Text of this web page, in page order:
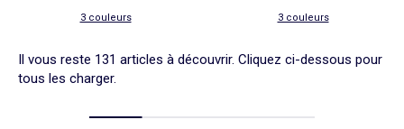
3 couleurs 3 couleurs
Il vous reste 131 articles à découvrir. Cliquez ci-dessous pour
tous les charger.